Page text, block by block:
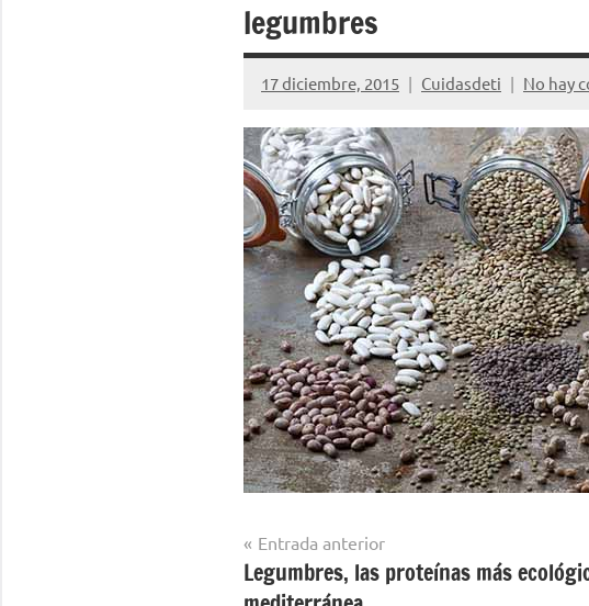
legumbres
17 diciembre, 2015 Cuidasdeti No hay
Navegación
de
Entrada anterior
Legumbres, las proteínas más